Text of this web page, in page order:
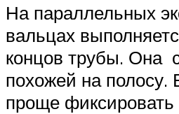
На параллельных
вальцах
концов трубы. Она
похожей на полосу.
проще фиксировать